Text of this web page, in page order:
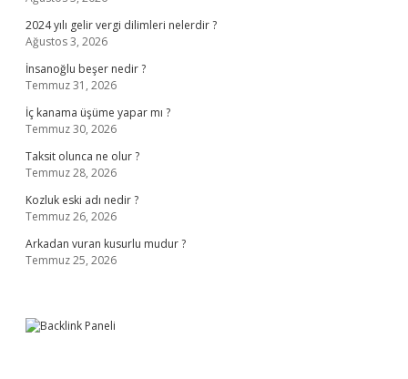
2024 yılı gelir vergi dilimleri nelerdir ?
Ağustos 3, 2026
İnsanoğlu beşer nedir ?
Temmuz 31, 2026
İç kanama üşüme yapar mı ?
Temmuz 30, 2026
Taksit olunca ne olur ?
Temmuz 28, 2026
Kozluk eski adı nedir ?
Temmuz 26, 2026
Arkadan vuran kusurlu mudur ?
Temmuz 25, 2026